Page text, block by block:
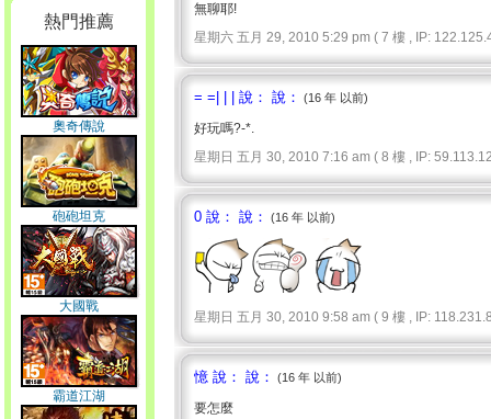
熱門推薦
奧奇傳說
砲砲坦克
大國戰
霸道江湖
無聊耶!
星期六 五月 29, 2010 5:29 pm ( 7 樓 , IP:
= =| | | 說： 說： (16 年 以前)
好玩嗎?-*.
星期日 五月 30, 2010 7:16 am ( 8 樓 , IP:
0 說： 說： (16 年 以前)
星期日 五月 30, 2010 9:58 am ( 9 樓 , IP:
憶 說： 說： (16 年 以前)
要怎麼